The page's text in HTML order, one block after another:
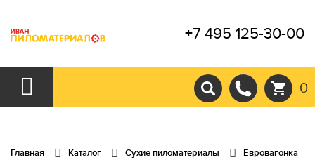
+7 495 125-30-00
0
Главная Каталог Сухие пиломатериалы
Евровагонка